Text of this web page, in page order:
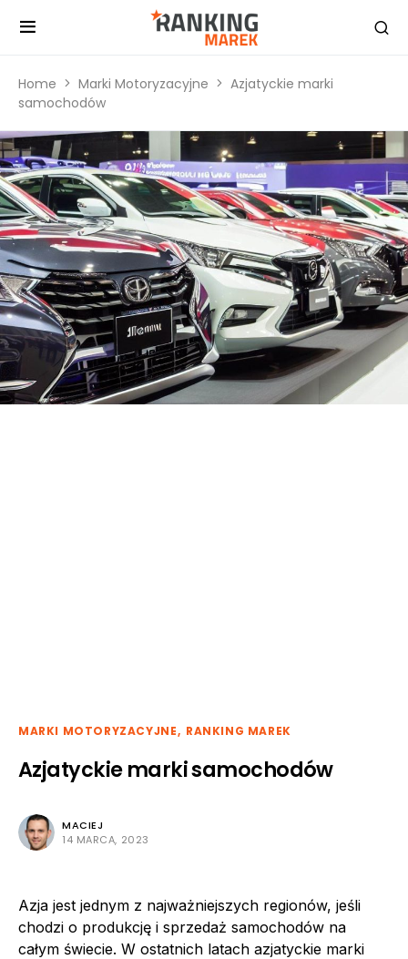
Home Marki Motoryzacyjne
Azjatyckie marki
samochodów
MARKI MOTORYZACYJNE RANKING MAREK
Azjatyckie marki samochodów
MACIEJ
14 MARCA, 2023
Azja jest jednym z najważniejszych regionów, jeśli
chodzi o produkcję i sprzedaż samochodów na
całym świecie. W ostatnich latach azjatyckie marki